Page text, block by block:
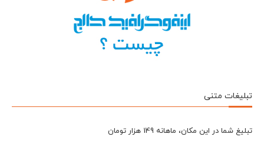
تبلیغات متنی
تبلیغ شما در این مکان، ماهانه 149 هزار تومان